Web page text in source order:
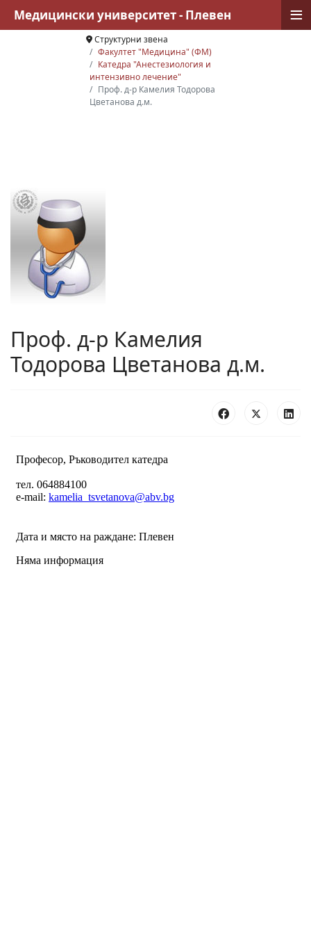
Структурни звена
Факултет "Медицина" (ФМ)
Катедра "Анестезиология и
интензивно лечение"
Проф. д-р Камелия Тодорова
Цветанова д.м.
Проф. д-р Камелия
Тодорова Цветанова д.м.
Медицински университет - Плевен ≡